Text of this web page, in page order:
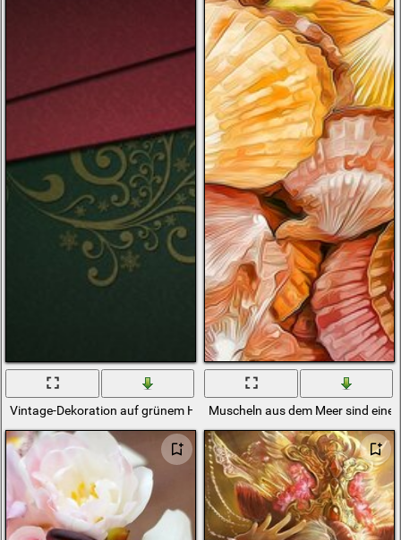
Vintage-Dekoration auf grünem Hintergrund mit roten Einsätzen
Muscheln aus dem Meer sind eine